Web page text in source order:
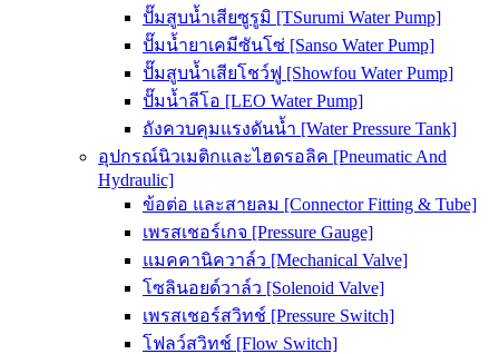
ปั๊มสูบน้ำเสียซูรูมิ [TSurumi Water Pump]
ปั๊มน้ำยาเคมีซันโซ่ [Sanso Water Pump]
ปั๊มสูบน้ำเสียโชว์ฟู [Showfou Water Pump]
ปั๊มน้ำลีโอ [LEO Water Pump]
ถังควบคุมแรงดันน้ำ [Water Pressure Tank]
อุปกรณ์นิวเมติกและไฮดรอลิค [Pneumatic And
Hydraulic]
ข้อต่อ และสายลม [Connector Fitting & Tube]
เพรสเชอร์เกจ [Pressure Gauge]
แมคคานิควาล์ว [Mechanical Valve]
โซลินอยด์วาล์ว [Solenoid Valve]
เพรสเชอร์สวิทช์ [Pressure Switch]
โฟลว์สวิทช์ [Flow Switch]